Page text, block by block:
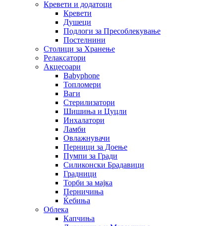
Кревети и додатоци
Кревети
Душеци
Подлоги за Пресоблекување
Постелнини
Столици за Хранење
Релаксатори
Акцесоари
Babyphone
Топломери
Ваги
Стерилизатори
Шишиња и Цуцли
Инхалатори
Ламби
Овлажнувачи
Перници за Доење
Пумпи за Гради
Силиконски Брадавици
Градници
Торби за мајка
Перничиња
Ќебиња
Облека
Капчиња